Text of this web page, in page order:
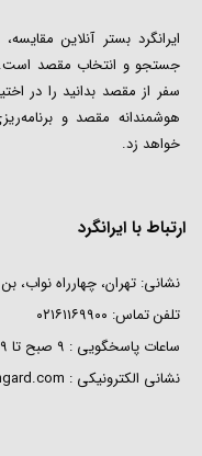
ایرانگرد بستر آنلاین
جستجو و انتخاب مقصد است.
سفر از مقصد بدانید را در
هوشمندانه مقصد و
خواهد زد.
ارتباط با ایرانگرد
نشانی: تهران، چهارراه نواب، بن
تلفن تماس: ۰۲۱۶۱۱۶۹۹۰۰
ساعات پاسخگویی : ۹ صبح تا ۹ شب - تمام ایام هفته
نشانی الکترونیکی :‌